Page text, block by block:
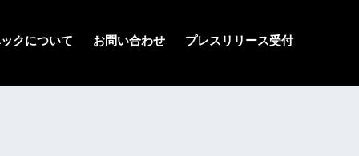
クについて お問い合わせ プレスリリース受付